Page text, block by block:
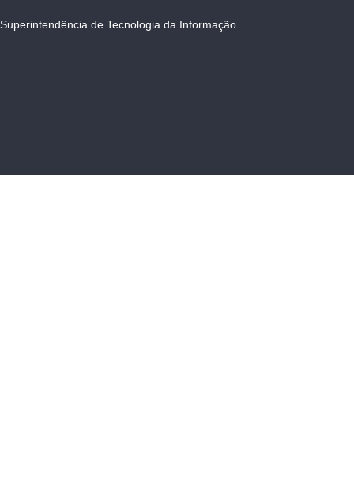
Superintendência de Tecnologia da Informação